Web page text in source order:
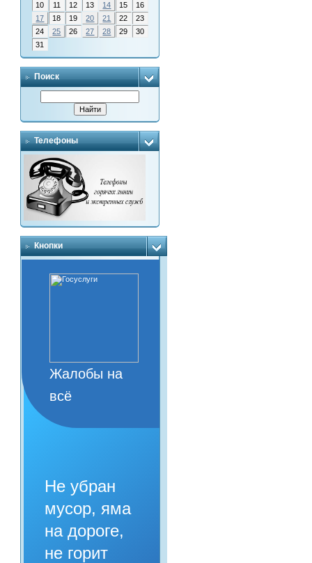
10
11 12 13 14 15
16
17
18 19 20 21 22
23
24
25 26 27 28 29
30
31
Поиск
Телефоны
Кнопки
Жалобы на
всё
Не убран
мусор, яма
на дороге,
не горит